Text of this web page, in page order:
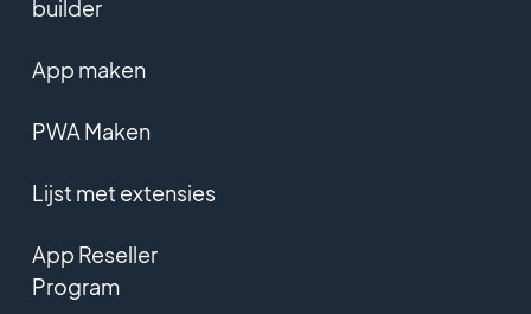
builder
App maken
PWA Maken
Lijst met extensies
App Reseller
Program